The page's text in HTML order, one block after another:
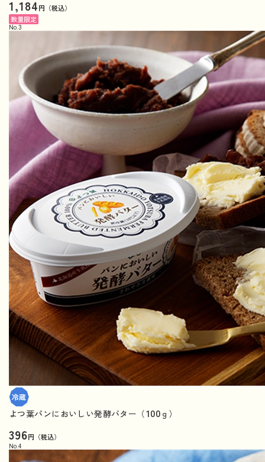
1,184円（税込）
数量限定
No. 3
よつ葉パンにおいしい発酵バター（100ｇ）
396円（税込）
No. 4